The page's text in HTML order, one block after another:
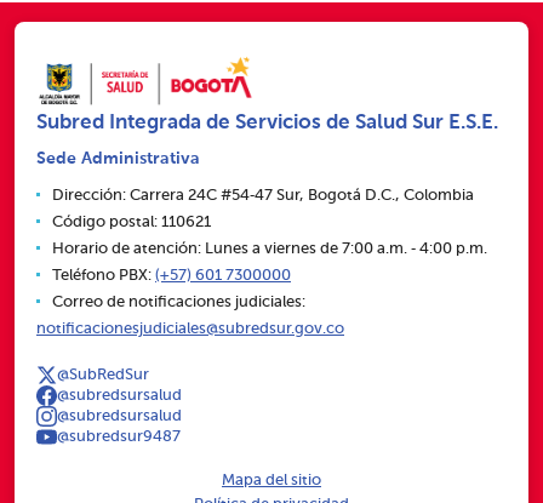
Subred Integrada de Servicios de Salud Sur E.S.E.
Sede Administrativa
Dirección: Carrera 24C #54‑47 Sur, Bogotá D.C., Colombia
Código postal: 110621
Horario de atención: Lunes a viernes de 7:00 a.m. ‑ 4:00 p.m.
Teléfono PBX: (+57) 601 7300000
Correo de notificaciones judiciales:
notificacionesjudiciales@subredsur.gov.co
@SubRedSur
@subredsursalud
@subredsursalud
@subredsur9487
Mapa del sitio